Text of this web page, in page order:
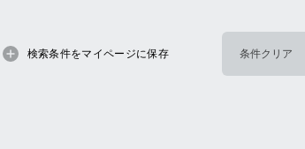
検索条件をマイページに保存